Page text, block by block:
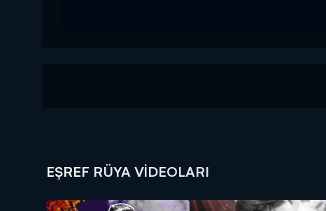
EŞREF RÜYA VIDEOLARI